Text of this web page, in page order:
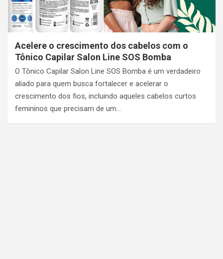
Acelere o crescimento dos cabelos com o
Tônico Capilar Salon Line SOS Bomba
O Tônico Capilar Salon Line SOS Bomba é um verdadeiro
aliado para quem busca fortalecer e acelerar o
crescimento dos fios, incluindo aqueles cabelos curtos
femininos que precisam de um…